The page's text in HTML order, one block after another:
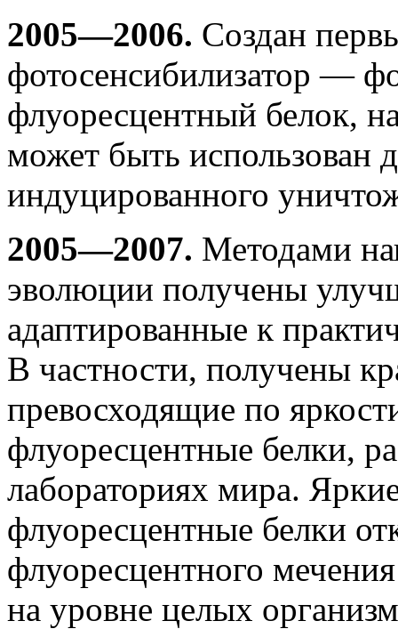
2005—2006. Создан
фотосенсибилизатор —
флуоресцентный белок,
может быть использован
индуцированного
2005—2007. Методами
эволюции получены
адаптированные к
В частности, получены
превосходящие по
флуоресцентные белки,
лабораториях мира.
флуоресцентные белки
флуоресцентного
на уровне целых